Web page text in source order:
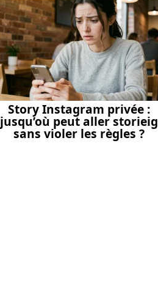
Story Instagram privée :
jusqu’où peut aller storieig
sans violer les règles ?